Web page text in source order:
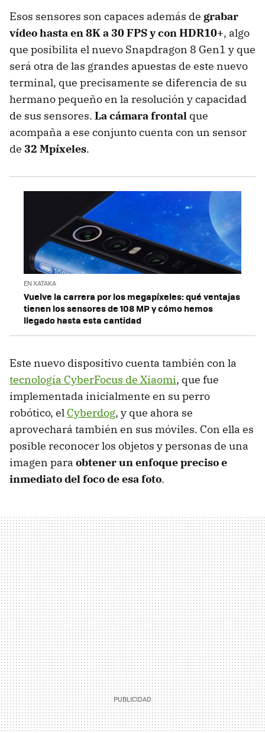
Esos sensores son capaces además de grabar
vídeo hasta en 8K a 30 FPS y con HDR10+, algo
que posibilita el nuevo Snapdragon 8 Gen1 y que
será otra de las grandes apuestas de este nuevo
terminal, que precisamente se diferencia de su
hermano pequeño en la resolución y capacidad
de sus sensores. La cámara frontal que
acompaña a ese conjunto cuenta con un sensor
de 32 Mpíxeles.
EN XATAKA
Vuelve la carrera por los megapíxeles: qué ventajas
tienen los sensores de 108 MP y cómo hemos
llegado hasta esta cantidad
Este nuevo dispositivo cuenta también con la
tecnología CyberFocus de Xiaomi, que fue
implementada inicialmente en su perro
robótico, el Cyberdog, y que ahora se
aprovechará también en sus móviles. Con ella es
posible reconocer los objetos y personas de una
imagen para obtener un enfoque preciso e
inmediato del foco de esa foto.